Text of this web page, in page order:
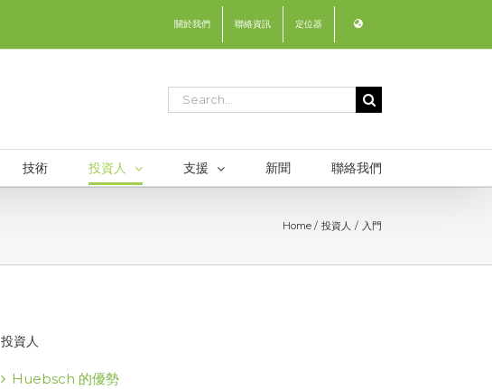
關於我們 聯絡資訊 定位器
Search
技術 投資人 支援 新聞 聯絡我們
Home 投資人 入門
投資人
Huebsch 的優勢